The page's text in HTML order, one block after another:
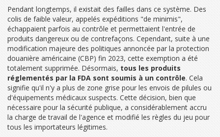
Pendant longtemps, il existait des failles dans ce système. Des
colis de faible valeur, appelés expéditions "de minimis",
échappaient parfois au contrôle et permettaient l'entrée de
produits dangereux ou de contrefaçons. Cependant, suite à une
modification majeure des politiques annoncée par la protection
douanière américaine (CBP) fin 2023, cette exemption a été
totalement supprimée. Désormais, tous les produits
réglementés par la FDA sont soumis à un contrôle. Cela
signifie qu'il n'y a plus de zone grise pour les envois de pilules ou
d'équipements médicaux suspects. Cette décision, bien que
nécessaire pour la sécurité publique, a considérablement accru
la charge de travail de l'agence et modifié les règles du jeu pour
tous les importateurs légitimes.